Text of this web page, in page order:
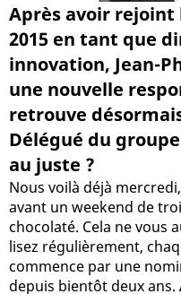
Après avoir rejoint
2015 en tant que
innovation, Jean-
une nouvelle
retrouve
Délégué du
au juste ?
Nous voilà déjà
avant un weekend de
chocolaté. Cela ne vous
lisez régulièrement,
commence par une
depuis bientôt deux ans.